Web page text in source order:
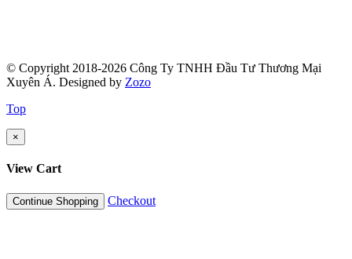
© Copyright 2018-2026 Công Ty TNHH Đầu Tư Thương Mại
Xuyên Á. Designed by Zozo
Top
×
View Cart
Continue Shopping Checkout